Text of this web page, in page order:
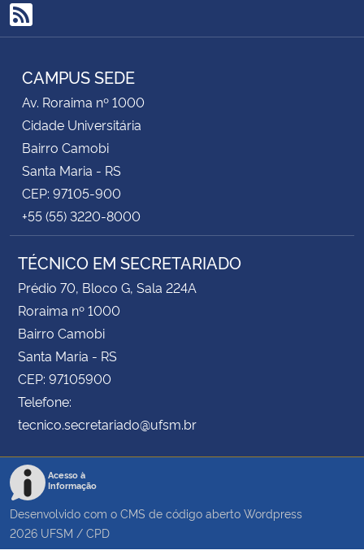
RSS
CAMPUS SEDE
Av. Roraima nº 1000
Cidade Universitária
Bairro Camobi
Santa Maria - RS
CEP: 97105-900
+55 (55) 3220-8000
TÉCNICO EM SECRETARIADO
Prédio 70, Bloco G, Sala 224A
Roraima nº 1000
Bairro Camobi
Santa Maria - RS
CEP: 97105900
Telefone:
tecnico.secretariado@ufsm.br
Acesso à
Informação
Desenvolvido com o CMS de código aberto Wordpress
2026 UFSM / CPD